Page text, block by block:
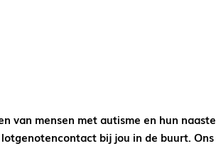
van mensen met autisme en hun
bij jou in de buurt.